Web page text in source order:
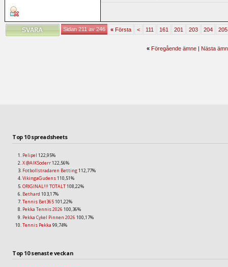
Sidan 211 av 246 «Första < 111 161 201 203 204 205
« Föregående ämne| Nästa
Top 10 spreadsheets
Pelipel 122,95%
X @AIKSoderr122,56%
Fotbollstradaren Betting112,77%
VikingaGudens110,51%
ORIGINAL!!! TOTALT108,22%
Bethard 103,17%
Tennis Bet365101,22%
Pekka Tennis 2026 100,36%
Pekka Cykel Pinnen 2026 100,17%
Tennis Pekka 99,74%
Top 10 senaste veckan